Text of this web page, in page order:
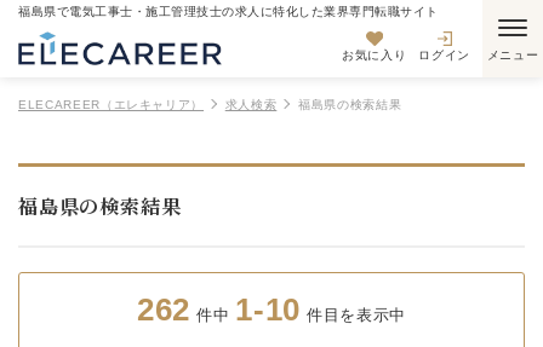
福島県で電気工事士・施工管理技士の求人に特化した業界専門転職サイト
お気に入り ログイン
ELECAREER（エレキャリア） 求人検索 福島県の検索結果
福島県の検索結果
262 件中 1-10 件目を表示中